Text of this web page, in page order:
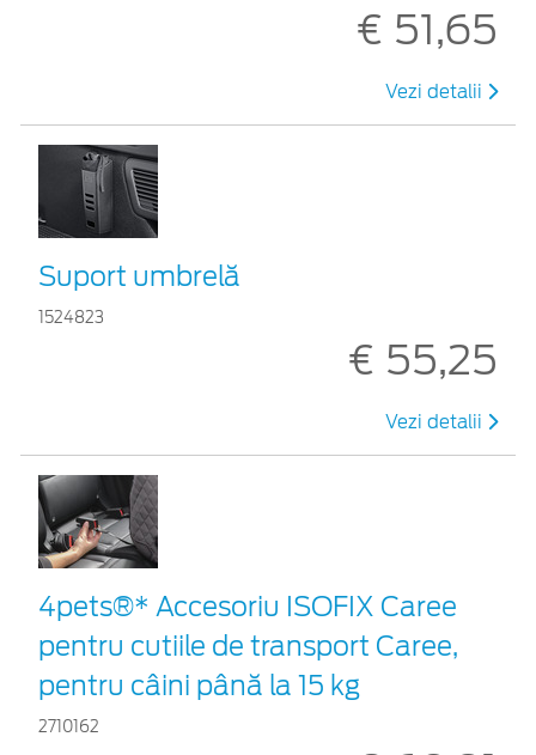
€ 51,65
Vezi detalii
Suport umbrelă
1524823
€ 55,25
Vezi detalii
4pets®* Accesoriu ISOFIX Caree
pentru cutiile de transport Caree,
pentru câini până la 15 kg
2710162